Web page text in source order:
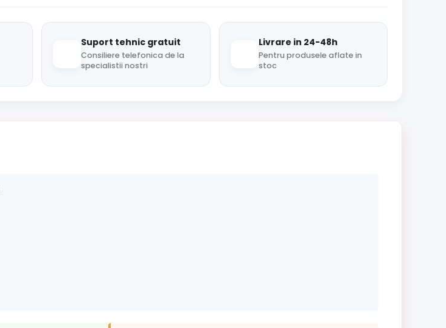
Suport tehnic gratuit
Consiliere telefonica de la
specialistii nostri
Livrare in 24-48h
Pentru produsele aflate in
stoc